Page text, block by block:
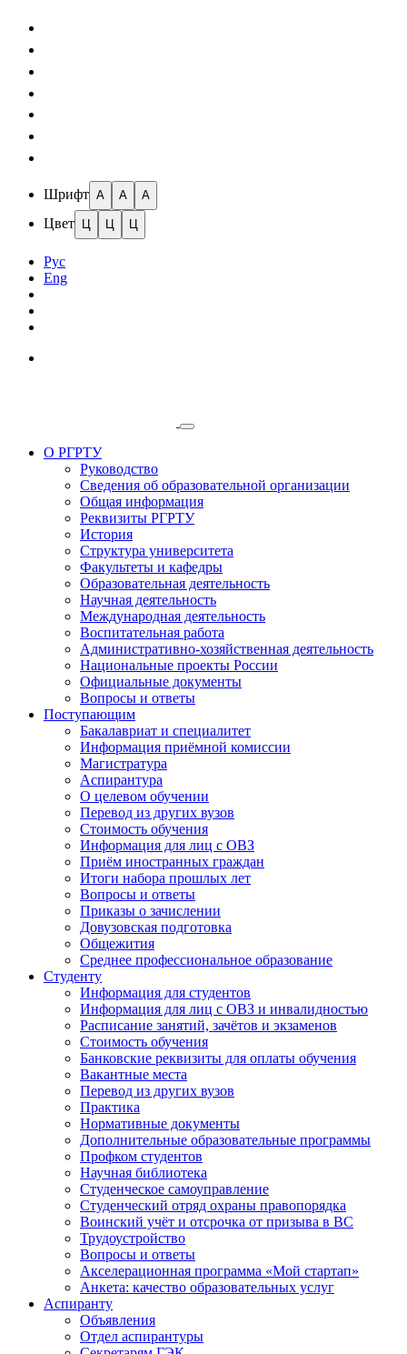
Шрифт A A A
Цвет Ц Ц Ц
Рус
Eng
О РГРТУ
Руководство
Сведения об образовательной организации
Общая информация
Реквизиты РГРТУ
История
Структура университета
Факультеты и кафедры
Образовательная деятельность
Научная деятельность
Международная деятельность
Воспитательная работа
Административно-хозяйственная деятельность
Национальные проекты России
Официальные документы
Вопросы и ответы
Поступающим
Бакалавриат и специалитет
Информация приёмной комиссии
Магистратура
Аспирантура
О целевом обучении
Перевод из других вузов
Стоимость обучения
Информация для лиц с ОВЗ
Приём иностранных граждан
Итоги набора прошлых лет
Вопросы и ответы
Приказы о зачислении
Довузовская подготовка
Общежития
Среднее профессиональное образование
Студенту
Информация для студентов
Информация для лиц с ОВЗ и инвалидностью
Расписание занятий, зачётов и экзаменов
Стоимость обучения
Банковские реквизиты для оплаты обучения
Вакантные места
Перевод из других вузов
Практика
Нормативные документы
Дополнительные образовательные программы
Профком студентов
Научная библиотека
Студенческое самоуправление
Студенческий отряд охраны правопорядка
Воинский учёт и отсрочка от призыва в ВС
Трудоустройство
Вопросы и ответы
Акселерационная программа «Мой стартап»
Анкета: качество образовательных услуг
Аспиранту
Объявления
Отдел аспирантуры